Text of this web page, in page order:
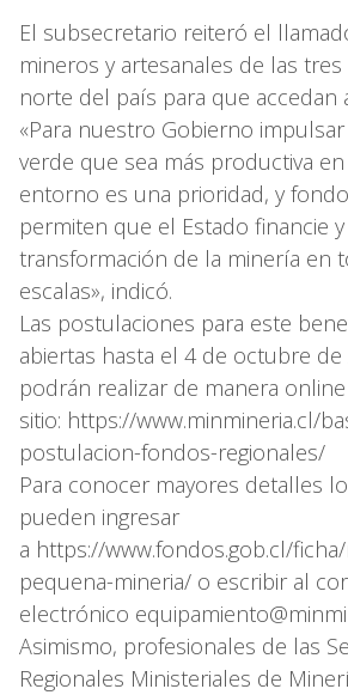
El subsecretario reiteró el
mineros y artesanales de las
norte del país para que accedan
«Para nuestro Gobierno
verde que sea más productiva
entorno es una prioridad, y
permiten que el Estado financie
transformación de la minería en
escalas», indicó.
Las postulaciones para este
abiertas hasta el 4 de octubre de
podrán realizar de manera
sitio: https://www.minmineria.cl/
postulacion-fondos-regionales/
Para conocer mayores detalles
pueden ingresar
a https://www.fondos.gob.cl/
pequena-mineria/ o escribir al
electrónico
Asimismo, profesionales de las
Regionales Ministeriales de